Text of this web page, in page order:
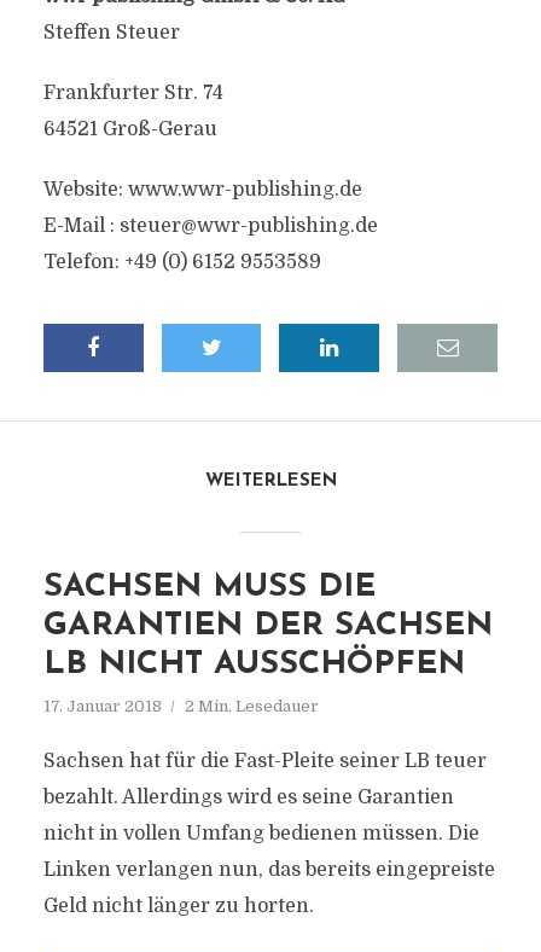
Steffen Steuer
Frankfurter Str. 74
64521 Groß-Gerau
Website: www.wwr-publishing.de
E-Mail : steuer@wwr-publishing.de
Telefon: +49 (0) 6152 9553589
WEITERLESEN
SACHSEN MUSS DIE
GARANTIEN DER SACHSEN
LB NICHT AUSSCHÖPFEN
17. Januar 2018 2 Min. Lesedauer
Sachsen hat für die Fast-Pleite seiner LB teuer
bezahlt. Allerdings wird es seine Garantien
nicht in vollen Umfang bedienen müssen. Die
Linken verlangen nun, das bereits eingepreiste
Geld nicht länger zu horten.